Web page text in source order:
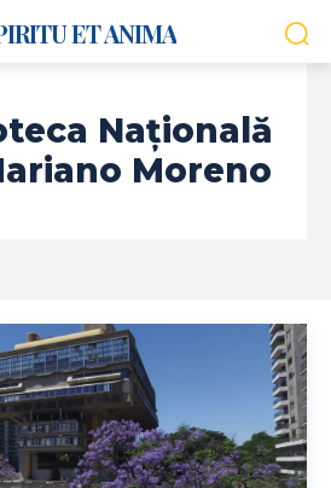
ET ANIMA
Națională
Moreno